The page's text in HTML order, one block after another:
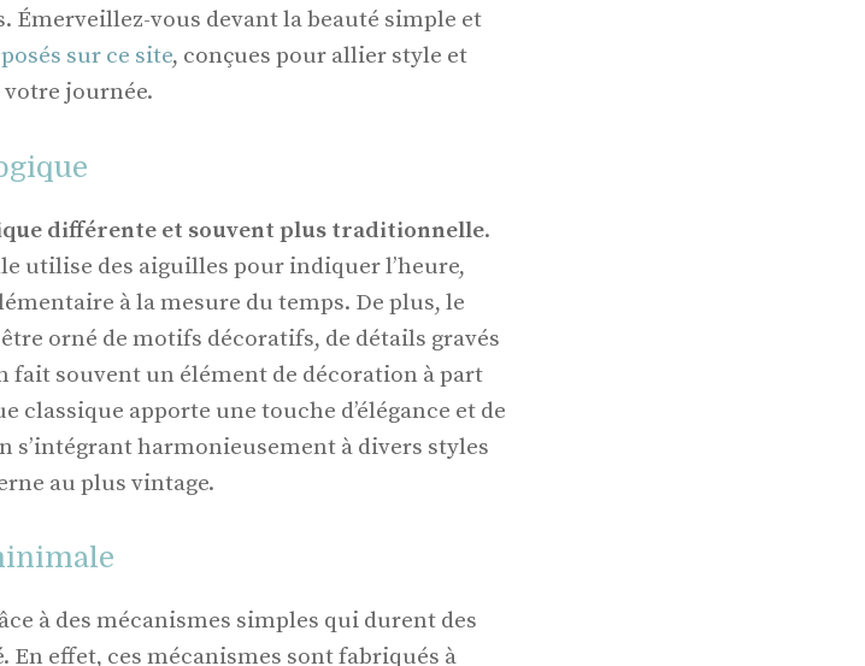
Émerveillez-vous devant la beauté simple et
sur ce site, conçues pour allier style et
journée.
différente et souvent plus traditionnelle.
utilise des aiguilles pour indiquer l’heure,
à la mesure du temps. De plus, le
orné de motifs décoratifs, de détails gravés
fait souvent un élément de décoration à part
classique apporte une touche d’élégance et de
s’intégrant harmonieusement à divers styles
au plus vintage.
à des mécanismes simples qui durent des
effet, ces mécanismes sont fabriqués à